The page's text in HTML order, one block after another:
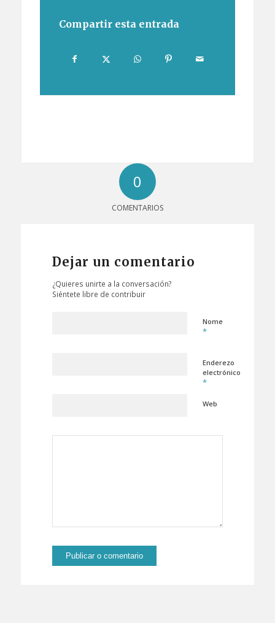
Compartir esta entrada
0
COMENTARIOS
Dejar un comentario
¿Quieres unirte a la conversación?
Siéntete libre de contribuir
Nome
*
Enderezo
electrónico
*
Web